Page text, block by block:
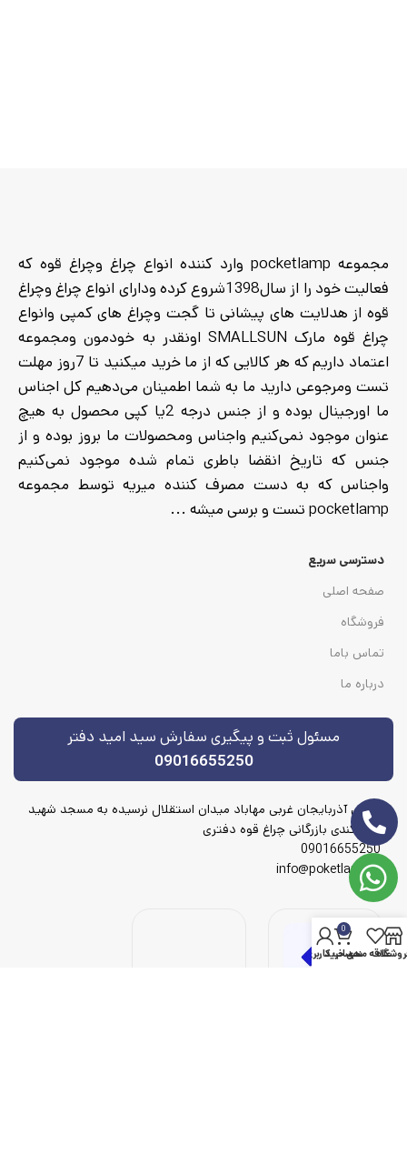
مجموعه pocketlamp وارد کننده انواع چراغ وچراغ قوه که
فعالیت خود را از سال1398شروع کرده ودارای انواع چراغ وچراغ
قوه از هدلایت های پیشانی تا گجت وچراغ های کمپی وانواع
چراغ قوه مارک SMALLSUN اونقدر به خودمون ومجموعه
اعتماد داریم که هر کالایی که از ما خرید میکنید تا 7روز مهلت
تست ومرجوعی دارید ما به شما اطمینان می‌دهیم کل اجناس
ما اورجینال بوده و از جنس درجه 2یا کپی محصول به هیچ
عنوان موجود نمی‌کنیم واجناس ومحصولات ما بروز بوده و از
جنس که تاریخ انقضا باطری تمام شده موجود نمی‌کنیم
واجناس که به دست مصرف کننده میریه توسط مجموعه
pocketlamp تست و برسی میشه ...
دسترسی سریع
صفحه اصلی
فروشگاه
تماس باما
درباره ما
مسئول ثبت و پیگیری سفارش سید امید دفتر
09016655250
آدرس آذربایجان غربی مهاباد میدان استقلال نرسیده به مسجد شهید
شهریکندی بازرگانی چراغ قوه دفتری
09016655250
info@poketlamp.ir
علاقه مندی
0
سبد خرید
حساب کاربری من